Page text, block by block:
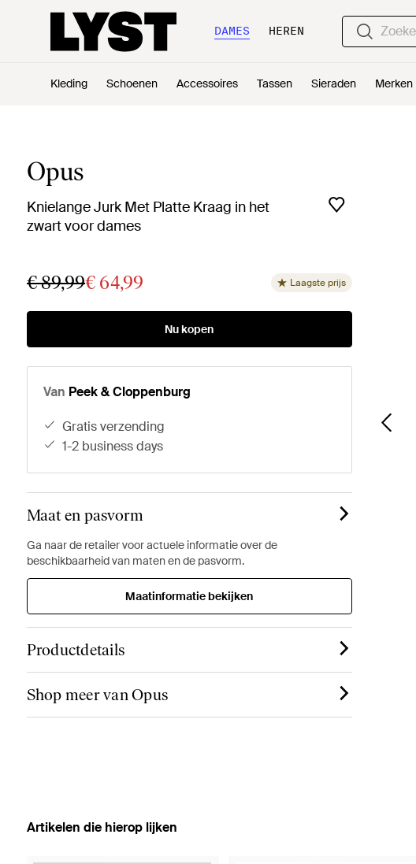
DAMES HEREN
Kleding Schoenen Accessoires Tassen Sieraden Merken
Opus
Knielange Jurk Met Platte Kraag in het
zwart voor dames
€ 89,99€ 64,99 Laagste prijs
Nu kopen
Van Peek & Cloppenburg
gratis verzending
1-2 business days
Maat en pasvorm
Ga naar de retailer voor actuele informatie over de
beschikbaarheid van maten en de pasvorm.
Maatinformatie bekijken
Productdetails
Shop meer van Opus
Artikelen die hierop lijken